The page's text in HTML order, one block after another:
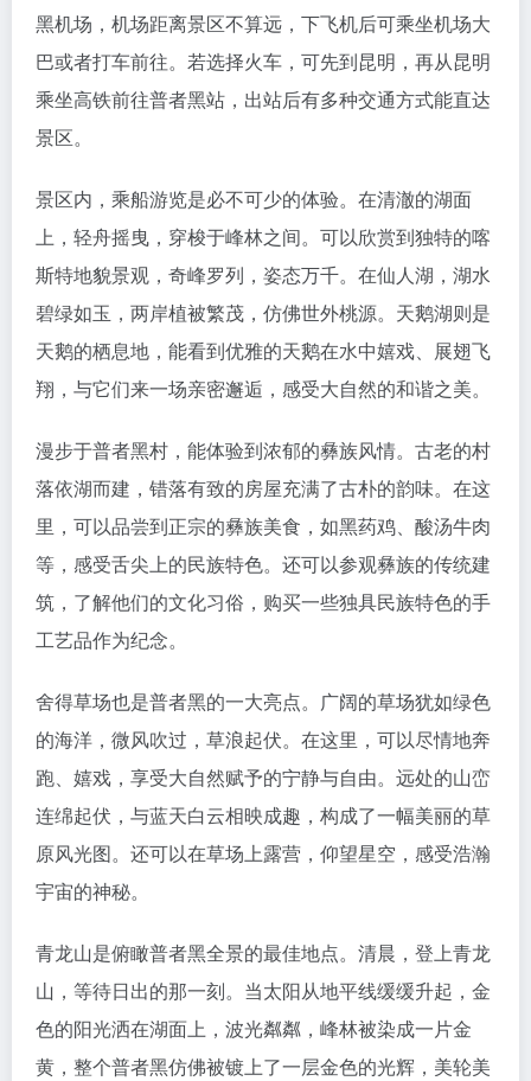
黑机场，机场距离景区不算远，下飞机后可乘坐机场大
巴或者打车前往。若选择火车，可先到昆明，再从昆明
乘坐高铁前往普者黑站，出站后有多种交通方式能直达
景区。
景区内，乘船游览是必不可少的体验。在清澈的湖面
上，轻舟摇曳，穿梭于峰林之间。可以欣赏到独特的喀
斯特地貌景观，奇峰罗列，姿态万千。在仙人湖，湖水
碧绿如玉，两岸植被繁茂，仿佛世外桃源。天鹅湖则是
天鹅的栖息地，能看到优雅的天鹅在水中嬉戏、展翅飞
翔，与它们来一场亲密邂逅，感受大自然的和谐之美。
漫步于普者黑村，能体验到浓郁的彝族风情。古老的村
落依湖而建，错落有致的房屋充满了古朴的韵味。在这
里，可以品尝到正宗的彝族美食，如黑药鸡、酸汤牛肉
等，感受舌尖上的民族特色。还可以参观彝族的传统建
筑，了解他们的文化习俗，购买一些独具民族特色的手
工艺品作为纪念。
舍得草场也是普者黑的一大亮点。广阔的草场犹如绿色
的海洋，微风吹过，草浪起伏。在这里，可以尽情地奔
跑、嬉戏，享受大自然赋予的宁静与自由。远处的山峦
连绵起伏，与蓝天白云相映成趣，构成了一幅美丽的草
原风光图。还可以在草场上露营，仰望星空，感受浩瀚
宇宙的神秘。
青龙山是俯瞰普者黑全景的最佳地点。清晨，登上青龙
山，等待日出的那一刻。当太阳从地平线缓缓升起，金
色的阳光洒在湖面上，波光粼粼，峰林被染成一片金
黄，整个普者黑仿佛被镀上了一层金色的光辉，美轮美